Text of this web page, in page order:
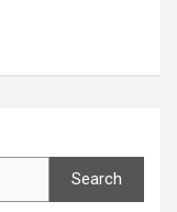
Search